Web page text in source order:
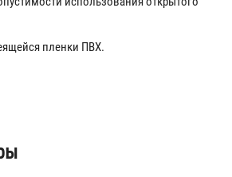
пленки ПВХ.